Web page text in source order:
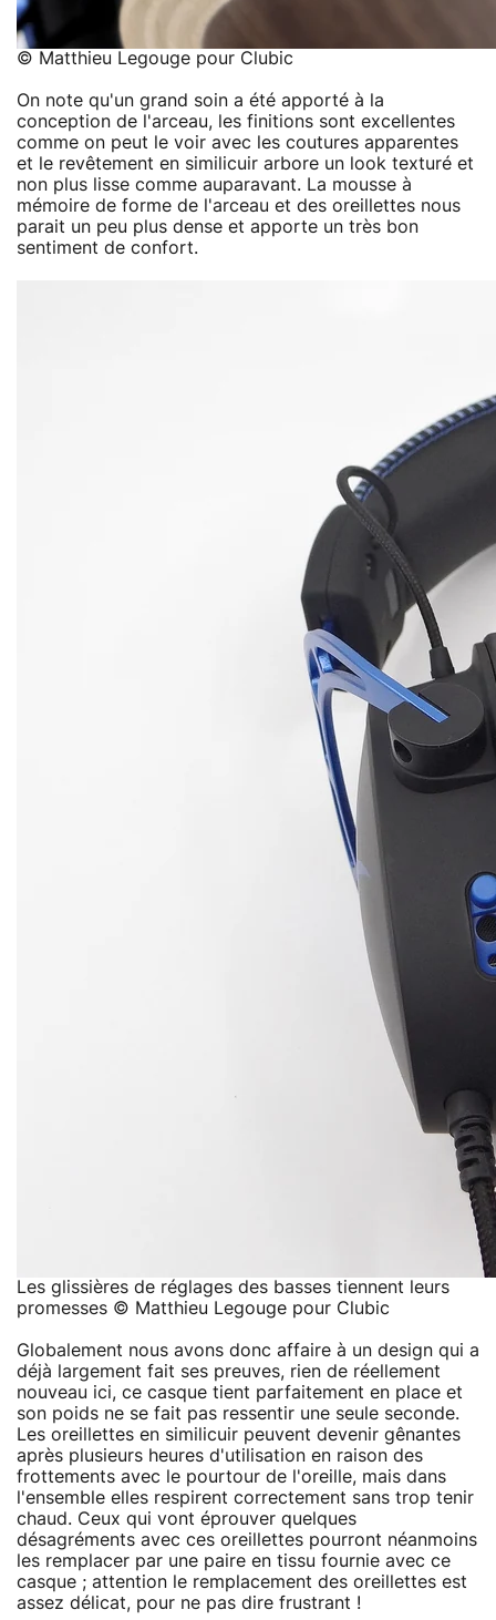
© Matthieu Legouge pour Clubic
On note qu'un grand soin a été apporté à la
conception de l'arceau, les finitions sont excellentes
comme on peut le voir avec les coutures apparentes
et le revêtement en similicuir arbore un look texturé et
non plus lisse comme auparavant. La mousse à
mémoire de forme de l'arceau et des oreillettes nous
parait un peu plus dense et apporte un très bon
sentiment de confort.
Les glissières de réglages des basses tiennent leurs
promesses © Matthieu Legouge pour Clubic
Globalement nous avons donc affaire à un design qui a
déjà largement fait ses preuves, rien de réellement
nouveau ici, ce casque tient parfaitement en place et
son poids ne se fait pas ressentir une seule seconde.
Les oreillettes en similicuir peuvent devenir gênantes
après plusieurs heures d'utilisation en raison des
frottements avec le pourtour de l'oreille, mais dans
l'ensemble elles respirent correctement sans trop tenir
chaud. Ceux qui vont éprouver quelques
désagréments avec ces oreillettes pourront néanmoins
les remplacer par une paire en tissu fournie avec ce
casque ; attention le remplacement des oreillettes est
assez délicat, pour ne pas dire frustrant !